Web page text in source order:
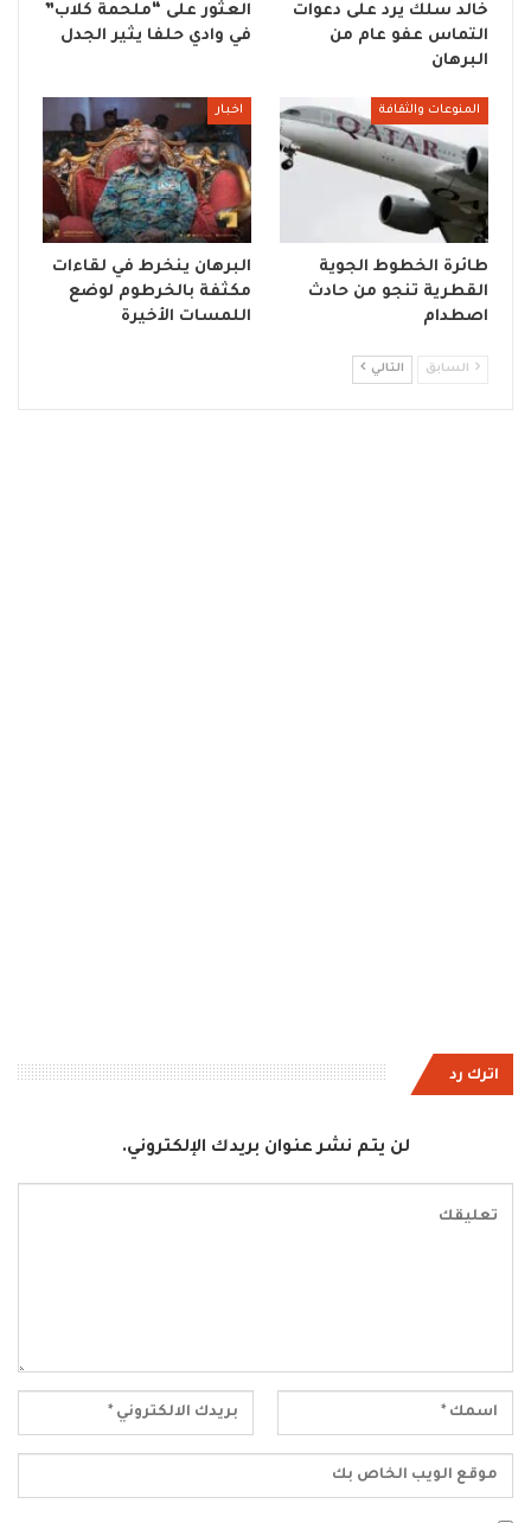
خالد سلك يرد على دعوات
التماس عفو عام من
البرهان
العثور على “ملحمة كلاب”
في وادي حلفا يثير الجدل
المنوعات والثقافة
طائرة الخطوط الجوية
القطرية تنجو من حادث
اصطدام
اخبار
البرهان ينخرط في لقاءات
مكثفة بالخرطوم لوضع
اللمسات الأخيرة
السابق التالي
اترك رد
لن يتم نشر عنوان بريدك الإلكتروني.